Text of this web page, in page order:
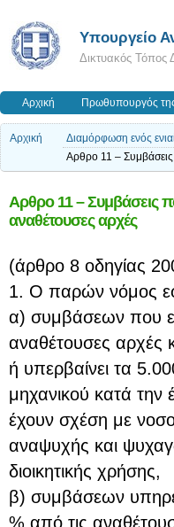
Υπουργείο
Δικτυακός Τόπος
Αρχική Πρωθυπουργός
Αρχική
Διαμόρφωση ενός
Αρθρο 11 – Συμβάσεις
Αρθρο 11 – Συμβάσεις
αναθέτουσες αρχές
(άρθρο 8 οδηγίας
1. O παρών νόμος
α) συμβάσεων που
αναθέτουσες αρχές
ή υπερβαίνει τα
μηχανικού κατά
έχουν σχέση με
αναψυχής και
διοικητικής χρήσης,
β) συμβάσεων
% από τις